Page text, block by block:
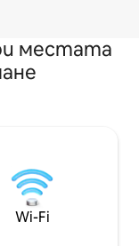
местата
Wi-Fi